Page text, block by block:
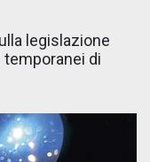
legislazione
di